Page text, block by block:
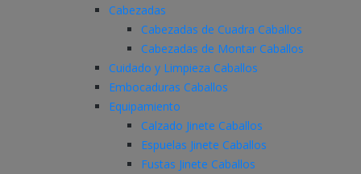
Cabezadas
Cabezadas de Cuadra Caballos
Cabezadas de Montar Caballos
Cuidado y Limpieza Caballos
Embocaduras Caballos
Equipamiento
Calzado Jinete Caballos
Espuelas Jinete Caballos
Fustas Jinete Caballos